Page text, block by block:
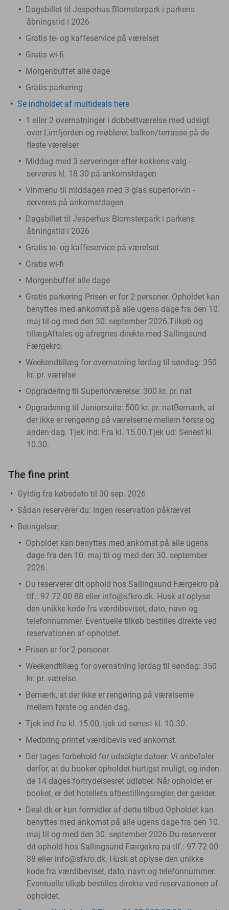
Dagsbillet til Jesperhus Blomsterpark i parkens
åbningstid i 2026
Gratis te- og kaffeservice på værelset
Gratis wi-fi
Morgenbuffet alle dage
Gratis parkering
Se indholdet af multideals here
1 eller 2 overnatninger i dobbeltværelse med udsigt
over Limfjorden og møbleret balkon/terrasse på de
fleste værelser
Middag med 3 serveringer efter kokkens valg -
serveres kl. 18.30 på ankomstdagen
Vinmenu til middagen med 3 glas superior-vin -
serveres på ankomstdagen
Dagsbillet til Jesperhus Blomsterpark i parkens
åbningstid i 2026
Gratis te- og kaffeservice på værelset
Gratis wi-fi
Morgenbuffet alle dage
Gratis parkering Prisen er for 2 personer. Opholdet kan
benyttes med ankomst på alle ugens dage fra den 10.
maj til og med den 30. september 2026.Tilkøb og
tillægAftales og afregnes direkte med Sallingsund
Færgekro.
Weekendtillæg for overnatning lørdag til søndag: 350
kr. pr. værelse
Opgradering til Superiorværelse: 300 kr. pr. nat
Opgradering til Juniorsuite: 500 kr. pr. natBemærk, at
der ikke er rengøring på værelserne mellem første og
anden dag. Tjek ind: Fra kl. 15.00.Tjek ud: Senest kl.
10.30.
The fine print
Gyldig fra købsdato til 30 sep. 2026
Sådan reservérer du: ingen reservation påkrævet
Betingelser:
Opholdet kan benyttes med ankomst på alle ugens
dage fra den 10. maj til og med den 30. september
2026.
Du reserverer dit ophold hos Sallingsund Færgekro på
tlf.: 97 72 00 88 eller info@sfkro.dk. Husk at oplyse
den unikke kode fra værdibeviset, dato, navn og
telefonnummer. Eventuelle tilkøb bestilles direkte ved
reservationen af opholdet.
Prisen er for 2 personer.
Weekendtillæg for overnatning lørdag til søndag: 350
kr. pr. værelse.
Bemærk, at der ikke er rengøring på værelserne
mellem første og anden dag.
Tjek ind fra kl. 15.00, tjek ud senest kl. 10.30.
Medbring printet værdibevis ved ankomst.
Der tages forbehold for udsolgte datoer. Vi anbefaler
derfor, at du booker opholdet hurtigst muligt, og inden
de 14 dages fortrydelsesret udløber. Når opholdet er
booket, er det hotellets afbestillingsregler, der gælder.
Deal.dk er kun formidler af dette tilbud.Opholdet kan
benyttes med ankomst på alle ugens dage fra den 10.
maj til og med den 30. september 2026.Du reserverer
dit ophold hos Sallingsund Færgekro på tlf.: 97 72 00
88 eller info@sfkro.dk. Husk at oplyse den unikke
kode fra værdibeviset, dato, navn og telefonnummer.
Eventuelle tilkøb bestilles direkte ved reservationen af
opholdet.